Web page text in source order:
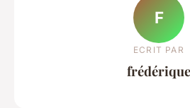
F
ECRIT PAR
frédérique